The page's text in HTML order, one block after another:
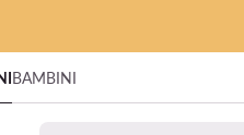
PRINCIPALE
BAMBINI